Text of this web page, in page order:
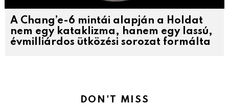
A Chang’e-6 mintái alapján a Holdat
nem egy kataklizma, hanem egy lassú,
évmilliárdos ütközési sorozat formálta
DON'T MISS